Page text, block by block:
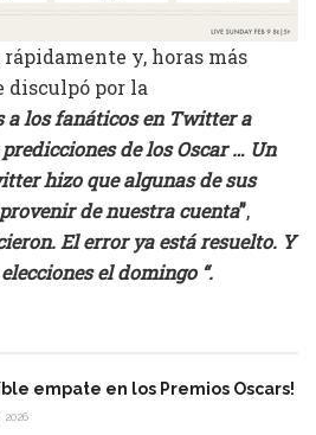
y, horas más
disculpó por la
a los fanáticos en Twitter a
de los Oscar … Un
hizo que algunas de sus
de nuestra cuenta”,
El error ya está resuelto. Y
el domingo “.
empate en los Premios Oscars!
2026